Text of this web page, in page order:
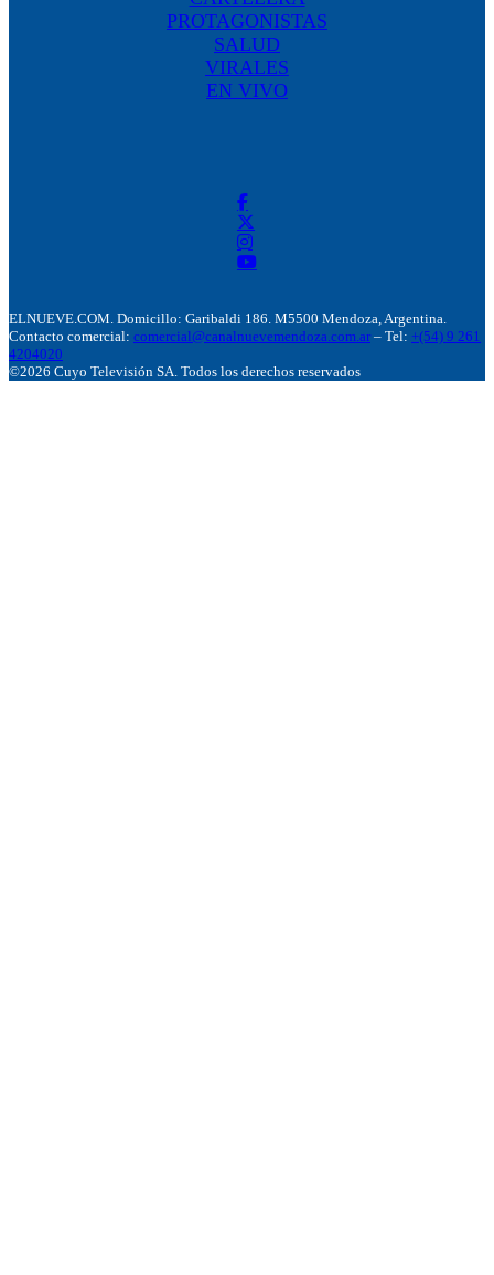
PROTAGONISTAS
SALUD
VIRALES
EN VIVO
ELNUEVE.COM. Domicillo: Garibaldi 186. M5500 Mendoza, Argentina.
Contacto comercial: comercial@canalnuevemendoza.com.ar – Tel: +(54) 9 261
4204020
©2026 Cuyo Televisión SA. Todos los derechos reservados